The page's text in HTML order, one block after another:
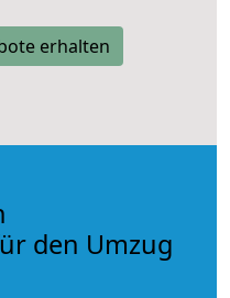
erhalten
den Umzug